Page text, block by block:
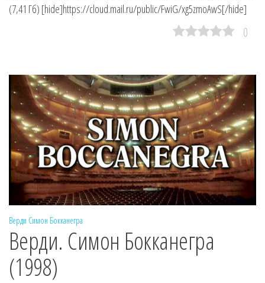
(7,41 Гб) [hide]https://cloud.mail.ru/public/FwiG/xg5zmoAwS[/hide]
0
Верди Симон Бокканегра
Верди. Симон Бокканегра
(1998)